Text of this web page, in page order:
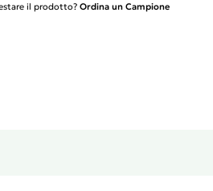
il prodotto? Ordina un Campione